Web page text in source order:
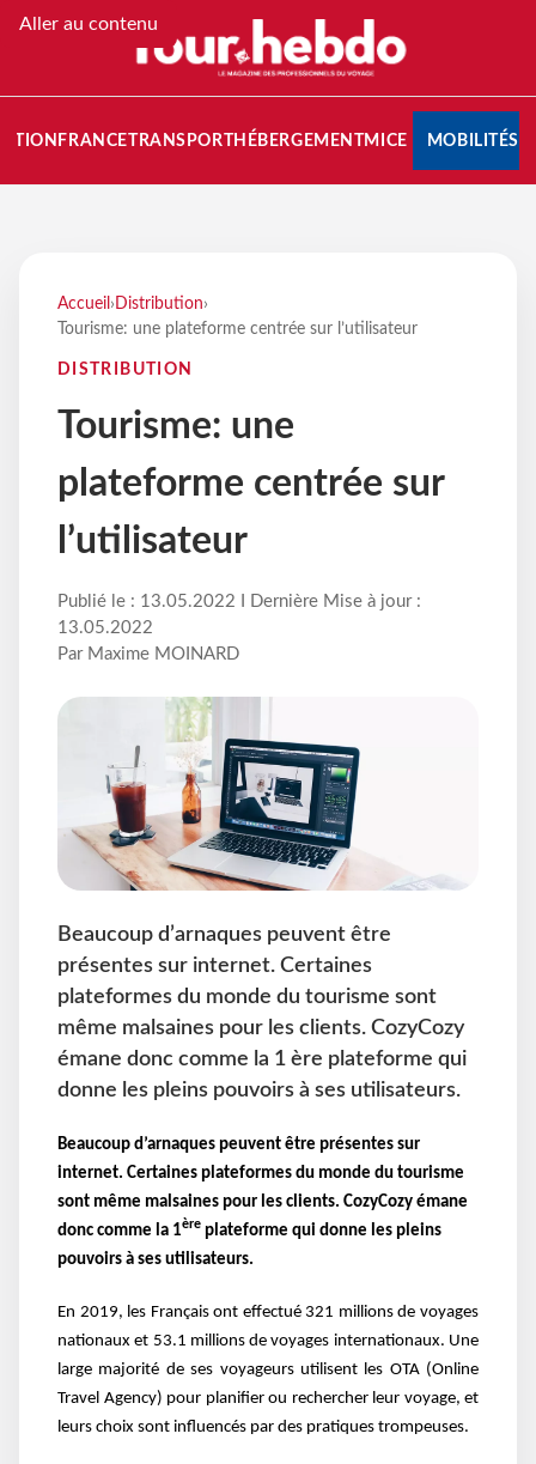
Aller au contenu
FRANCETRANSPORT HÉBERGEMENTMICE MOBILITÉS
Accueil › Distribution›
Tourisme: une plateforme centrée sur l’utilisateur
DISTRIBUTION
Tourisme: une
plateforme centrée sur
l’utilisateur
Publié le : 13.05.2022 I Dernière Mise à jour :
13.05.2022
Par Maxime MOINARD
Beaucoup d’arnaques peuvent être
présentes sur internet. Certaines
plateformes du monde du tourisme sont
même malsaines pour les clients. CozyCozy
émane donc comme la 1 ère plateforme qui
donne les pleins pouvoirs à ses utilisateurs.
Beaucoup d’arnaques peuvent être présentes sur
internet. Certaines plateformes du monde du tourisme
sont même malsaines pour les clients. CozyCozy émane
donc comme la 1ère plateforme qui donne les pleins
pouvoirs à ses utilisateurs.
En 2019, les Français ont effectué 321 millions de voyages
nationaux et 53.1 millions de voyages internationaux. Une
large majorité de ses voyageurs utilisent les OTA (Online
Travel Agency) pour planifier ou rechercher leur voyage, et
leurs choix sont influencés par des pratiques trompeuses.